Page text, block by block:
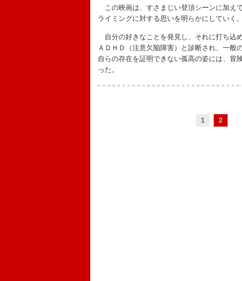
この映画は、すさまじい登頂シーンに加え
ライミングに対する思いを明らかにしていく。
自分の好きなことを発見し、それに打ち込
ＡＤＨＤ（注意欠陥障害）と診断され、一般
自らの存在を証明できない孤高の姿には、冒
った。
1 2